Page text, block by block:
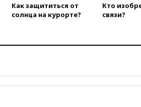
вчера, 18:39 Два
вчера, 18:18
Как защититься от
солнца на курорте?
Кто
связи?